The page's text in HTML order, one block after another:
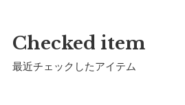
マチ：
約14.5cm
Checked item
最近チェックしたアイテム